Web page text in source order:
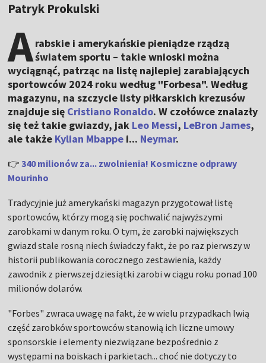
Patryk Prokulski
Arabskie i amerykańskie pieniądze rządzą
światem sportu – takie wnioski można
wyciągnąć, patrząc na listę najlepiej zarabiających
sportowców 2024 roku według "Forbesa". Według
magazynu, na szczycie listy piłkarskich krezusów
znajduje się Cristiano Ronaldo. W czołówce znalazły
się też takie gwiazdy, jak Leo Messi, LeBron James,
ale także Kylian Mbappe i... Neymar.
👉340 milionów za... zwolnienia! Kosmiczne odprawy
Mourinho
Tradycyjnie już amerykański magazyn przygotował listę
sportowców, którzy mogą się pochwalić najwyższymi
zarobkami w danym roku. O tym, że zarobki największych
gwiazd stale rosną niech świadczy fakt, że po raz pierwszy w
historii publikowania corocznego zestawienia, każdy
zawodnik z pierwszej dziesiątki zarobi w ciągu roku ponad 100
milionów dolarów.
"Forbes" zwraca uwagę na fakt, że w wielu przypadkach lwią
część zarobków sportowców stanowią ich liczne umowy
sponsorskie i elementy niezwiązane bezpośrednio z
występami na boiskach i parkietach... choć nie dotyczy to